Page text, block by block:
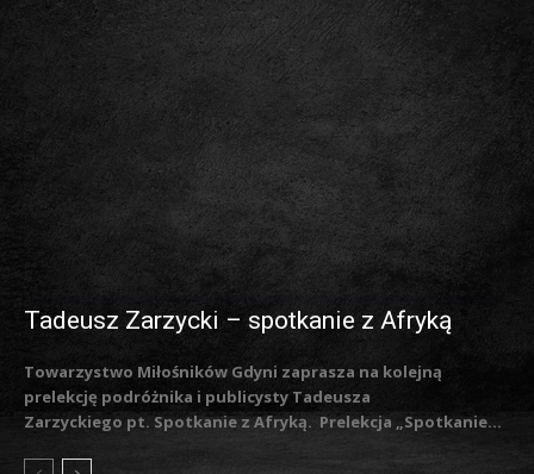
Tadeusz Zarzycki – spotkanie z Afryką
Towarzystwo Miłośników Gdyni zaprasza na kolejną
prelekcję podróżnika i publicysty Tadeusza
Zarzyckiego pt. Spotkanie z Afryką. Prelekcja „Spotkanie...